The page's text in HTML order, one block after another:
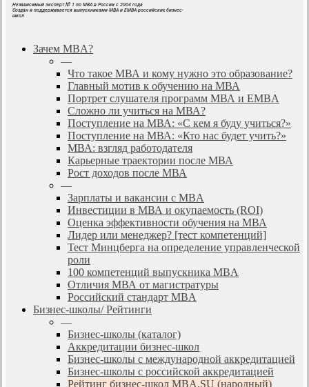
Независимый эксперт № 1 по MBA в России с 2004 года
Создан и поддерживается выпускниками MBA и EMBA российских бизнес-
школ
search
Menu
Зачем MBA?
—
Что такое МВА и кому нужно это образование?
Главный мотив к обучению на МВА
Портрет слушателя программ МВА и EMBA
Сложно ли учиться на МВА?
Поступление на МВА: «С кем я буду учиться?»
Поступление на МВА: «Кто нас будет учить?»
МВА: взгляд работодателя
Карьерные траектории после МВА
Рост доходов после МВА
—
Зарплаты и вакансии с MBA
Инвестиции в МВА и окупаемость (ROI)
Оценка эффективности обучения на МВА
Лидер или менеджер? [тест компетенций]
Тест Минцберга на определение управленческой
роли
100 компетенций выпускника MBA
Отличия МВА от магистратуры
Российский стандарт MBA
Бизнес-школы/ Рейтинги
—
Бизнес-школы (каталог)
Аккредитации бизнес-школ
Бизнес-школы с международной аккредитацией
Бизнес-школы с российской аккредитацией
Рейтинг бизнес-школ MBA.SU (народный)